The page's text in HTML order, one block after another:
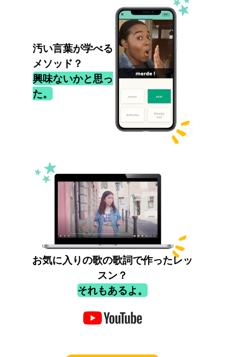
汚い言葉が学べる
メソッド？
興味ないかと思っ
た。
お気に入りの歌の歌詞で作ったレッ
スン？
それもあるよ。